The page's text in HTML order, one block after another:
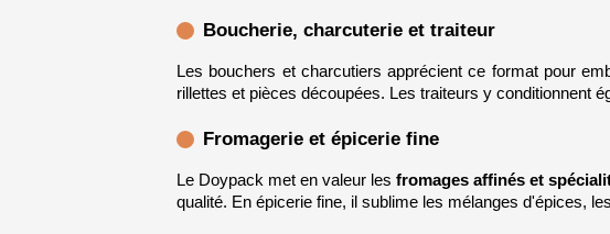
Boucherie, charcuterie et traiteur
Les bouchers et charcutiers apprécient ce format pour
rillettes et pièces découpées. Les traiteurs y conditionnent
Fromagerie et épicerie fine
Le Doypack met en valeur les fromages affinés et
qualité. En épicerie fine, il sublime les mélanges d'épices,